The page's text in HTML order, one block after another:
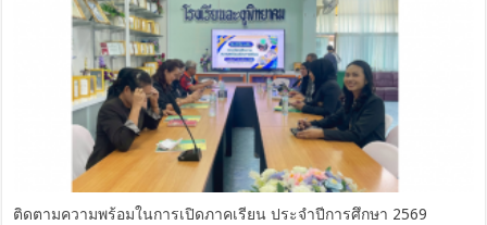
ติดตามความพร้อมในการเปิดภาคเรียน ประจำปีการศึกษา 2569